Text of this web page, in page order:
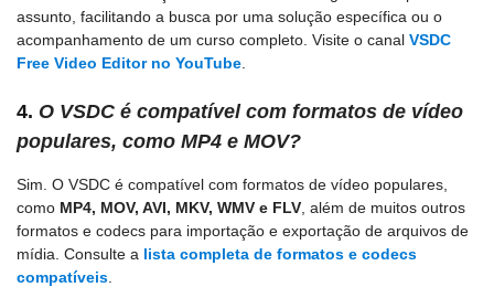
assunto, facilitando a busca por uma solução específica ou o
acompanhamento de um curso completo. Visite o canal VSDC
Free Video Editor no YouTube
4. O VSDC é compatível com formatos de vídeo
populares, como MP4 e MOV?
Sim. O VSDC é compatível com formatos de vídeo populares,
como MP4, MOV, AVI, MKV, WMV e FLV , além de muitos outros
formatos e codecs para importação e exportação de arquivos de
mídia. Consulte a lista completa de formatos e codecs
compatíveis